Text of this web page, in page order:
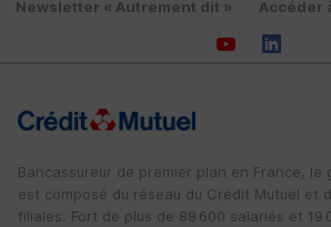
Newsletter « Autrement dit »
Accéder
Bancassureur de premier plan en France, le
est composé du réseau du Crédit Mutuel et
filiales. Fort de plus de 88 600 salariés et 19